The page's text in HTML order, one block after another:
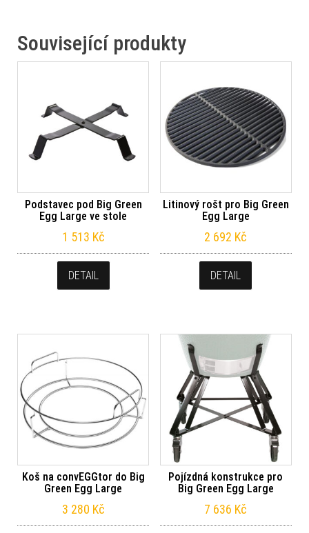
Související produkty
Podstavec pod Big Green
Egg Large ve stole
1 513 Kč
DETAIL
Litinový rošt pro Big Green
Egg Large
2 692 Kč
DETAIL
Koš na convEGGtor do Big
Green Egg Large
3 280 Kč
Pojízdná konstrukce pro
Big Green Egg Large
7 636 Kč